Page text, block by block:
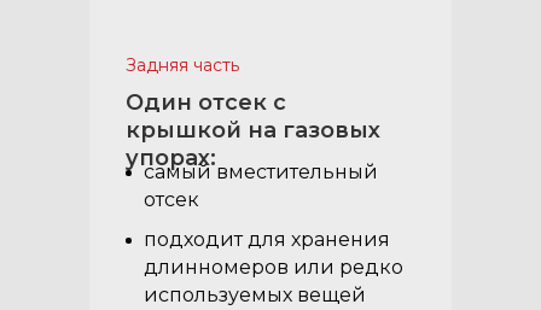
Задняя часть
Один отсек с
крышкой на газовых
упорах:
самый вместительный
отсек
подходит для хранения
длинномеров или редко
используемых вещей